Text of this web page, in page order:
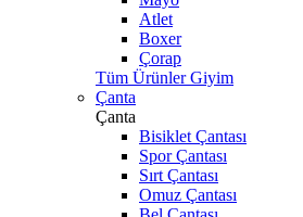
Atlet
Boxer
Çorap
Tüm Ürünler Giyim
Çanta
Çanta
Bisiklet Çantası
Spor Çantası
Sırt Çantası
Omuz Çantası